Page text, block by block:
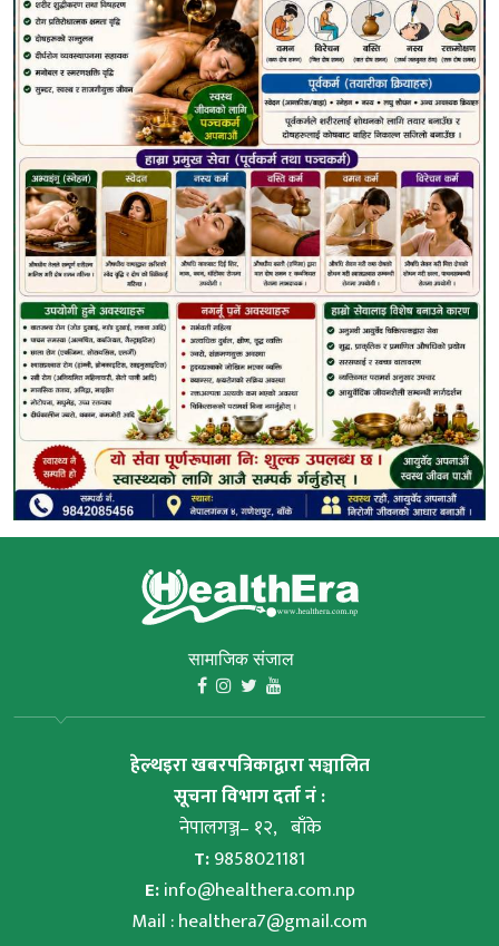
सामाजिक संजाल
हेल्थइरा खबरपत्रिकाद्वारा सञ्चालित
सूचना विभाग दर्ता नं :
नेपालगञ्ज– १२, बाँके
T:9858021181
E:info@healthera.com.np
Mail :healthera7@gmail.com